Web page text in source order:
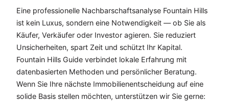
Eine professionelle Nachbarschaftsanalyse Fountain Hills
ist kein Luxus, sondern eine Notwendigkeit — ob Sie als
Käufer, Verkäufer oder Investor agieren. Sie reduziert
Unsicherheiten, spart Zeit und schützt Ihr Kapital.
Fountain Hills Guide verbindet lokale Erfahrung mit
datenbasierten Methoden und persönlicher Beratung.
Wenn Sie Ihre nächste Immobilienentscheidung auf eine
solide Basis stellen möchten, unterstützen wir Sie gerne: